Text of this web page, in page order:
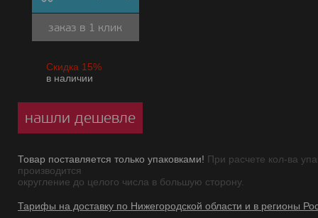
заказ в 1 клик
Скидка 15%
в наличии
нашли дешевле
Товар поставляется только упаковками! При расчете кол-ва
производится
округление до целого числа в большую сторону.
Тарифы на доставку по Нижегородской области и в регионы